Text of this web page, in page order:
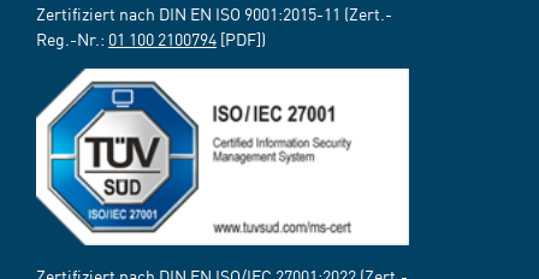
Zertifiziert nach DIN EN ISO 9001:2015-11 (Zert.-
Reg.-Nr.: 01 100 2100794 [PDF])